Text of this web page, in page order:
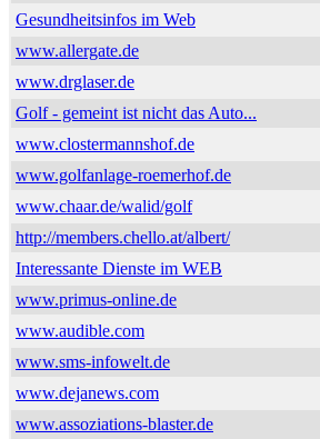
Gesundheitsinfos im Web
www.allergate.de
www.drglaser.de
Golf - gemeint ist nicht das Auto...
www.clostermannshof.de
www.golfanlage-roemerhof.de
www.chaar.de/walid/golf
http://members.chello.at/albert/
Interessante Dienste im WEB
www.primus-online.de
www.audible.com
www.sms-infowelt.de
www.dejanews.com
www.assoziations-blaster.de